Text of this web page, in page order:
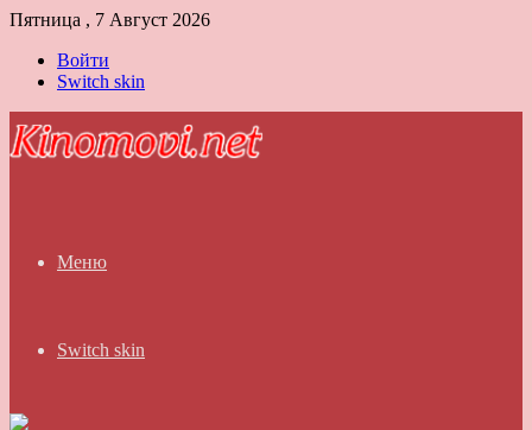
Пятница , 7 Август 2026
Войти
Switch skin
Меню
Switch skin